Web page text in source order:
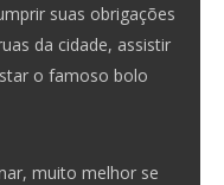
suas obrigações
da cidade, assistir
o famoso bolo
muito melhor se